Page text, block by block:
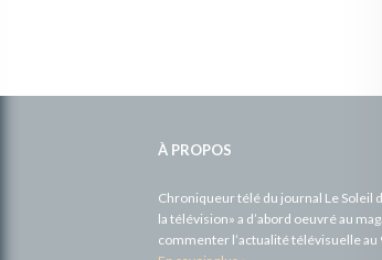
À PROPOS
Chroniqueur télé du journal Le Soleil
la télévision» a d’abord oeuvré au
commenter l’actualité télévisuelle au